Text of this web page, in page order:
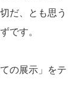
だ、とも思う
です。
の展示」をテ